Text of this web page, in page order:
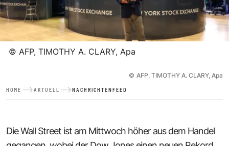
© AFP, TIMOTHY A. CLARY, Apa
© AFP, TIMOTHY A. CLARY, Apa
HOME AKTUELL NACHRICHTENFEED
Die Wall Street ist am Mittwoch höher aus dem Handel